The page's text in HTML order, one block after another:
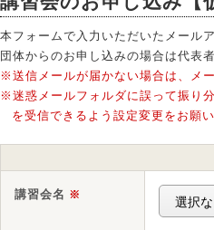
本フォームで入力いただいたメール
団体からのお申し込みの場合は代表
※送信メールが届かない場合は、メ
※迷惑メールフォルダに誤って振り
を受信できるよう設定変更をお願い
講習会名 ※